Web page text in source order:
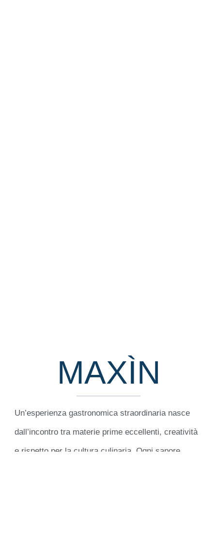
MAXÌN
Un’esperienza gastronomica straordinaria nasce
dall’incontro tra materie prime eccellenti, creatività
e rispetto per la cultura culinaria. Ogni sapore